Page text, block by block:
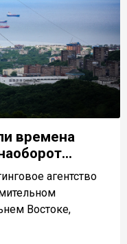
времена
агентство
Востоке,